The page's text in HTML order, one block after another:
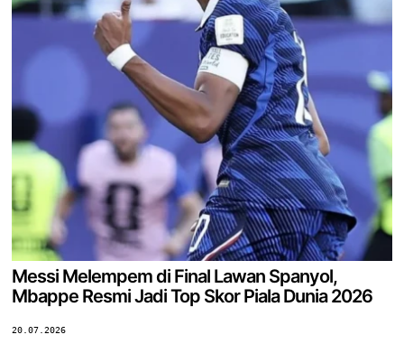
Messi Melempem di Final Lawan Spanyol,
Mbappe Resmi Jadi Top Skor Piala Dunia 2026
20.07.2026